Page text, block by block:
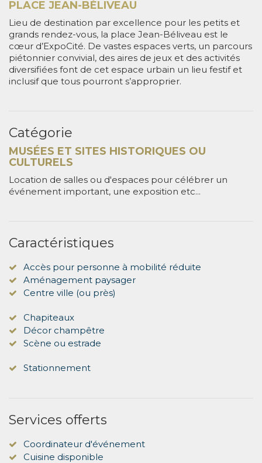
PLACE JEAN-BÉLIVEAU
Lieu de destination par excellence pour les petits et
grands rendez-vous, la place Jean-Béliveau est le
cœur d’ExpoCité. De vastes espaces verts, un parcours
piétonnier convivial, des aires de jeux et des activités
diversifiées font de cet espace urbain un lieu festif et
inclusif que tous pourront s’approprier.
Catégorie
MUSÉES ET SITES HISTORIQUES OU
CULTURELS
Location de salles ou d'espaces pour célébrer un
événement important, une exposition etc...
Caractéristiques
Accès pour personne à mobilité réduite
Aménagement paysager
Centre ville (ou près)
Chapiteaux
Décor champêtre
Scène ou estrade
Stationnement
Services offerts
Coordinateur d'événement
Cuisine disponible